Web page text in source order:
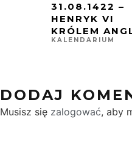
31.08.1422 –
HENRYK VI
KRÓLEM
KALENDARIUM
DODAJ
Musisz się zalogować, aby